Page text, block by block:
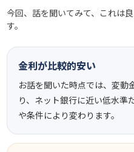
今回、話を聞いてみて、これは
す。
金利が比較的安い
お話を聞いた時点では、変動
り、ネット銀行に近い低水
や条件により変わります。